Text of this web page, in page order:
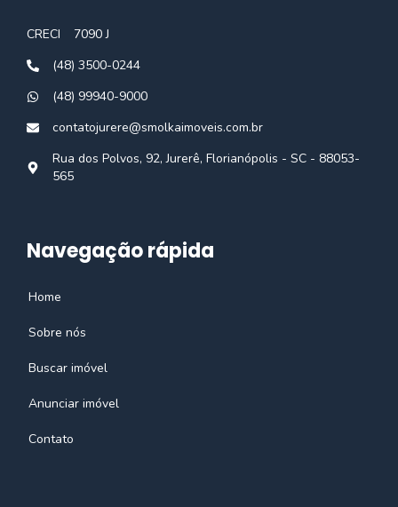
CRECI
7090 J
(48) 3500-0244
(48) 99940-9000
contatojurere@smolkaimoveis.com.br
Rua dos Polvos, 92, Jurerê, Florianópolis - SC - 88053-
565
Navegação rápida
Home
Sobre nós
Buscar imóvel
Anunciar imóvel
Contato